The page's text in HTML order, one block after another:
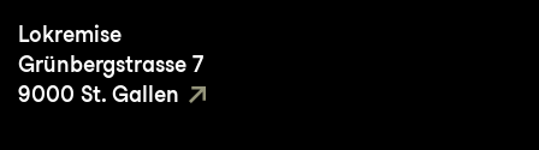
Lokremise
Grünbergstrasse 7
9000 St. Gallen